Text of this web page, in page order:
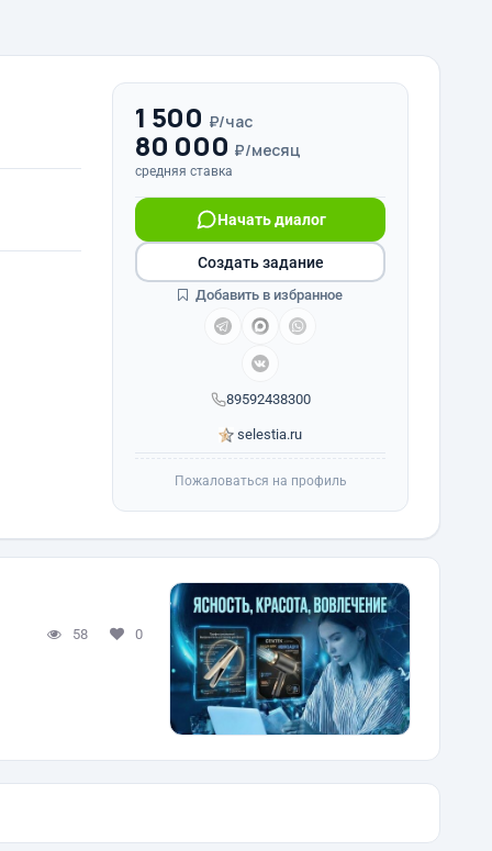
1 500 ₽/час
80 000 ₽/месяц
средняя ставка
89592438300
Начать диалог
selestia.ru
Создать задание
Добавить в избранное
Пожаловаться на профиль
58 0